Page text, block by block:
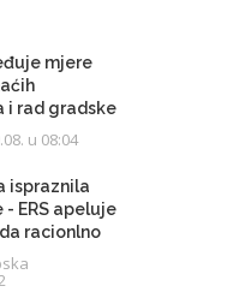
mjere
i rad gradske
u 08:04
ispraznila
ERS apeluje
racionlno